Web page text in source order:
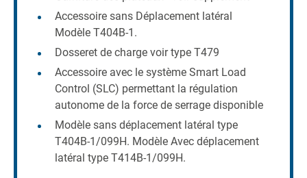
Accessoire sans Déplacement latéral
Modèle T404B-1.
Dosseret de charge voir type T479
Accessoire avec le système Smart Load
Control (SLC) permettant la régulation
autonome de la force de serrage disponible
Modèle sans déplacement latéral type
T404B-1/099H. Modèle Avec déplacement
latéral type T414B-1/099H.